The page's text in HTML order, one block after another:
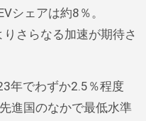
シェアは約8％。
さらなる加速が期待さ
年でわずか2.5％程度
進国のなかで最低水準